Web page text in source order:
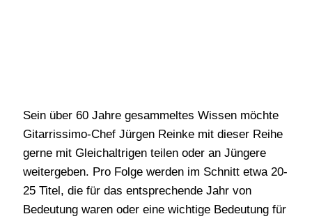
Sein über 60 Jahre gesammeltes Wissen möchte
Gitarrissimo-Chef Jürgen Reinke mit dieser Reihe
gerne mit Gleichaltrigen teilen oder an Jüngere
weitergeben. Pro Folge werden im Schnitt etwa 20-
25 Titel, die für das entsprechende Jahr von
Bedeutung waren oder eine wichtige Bedeutung für